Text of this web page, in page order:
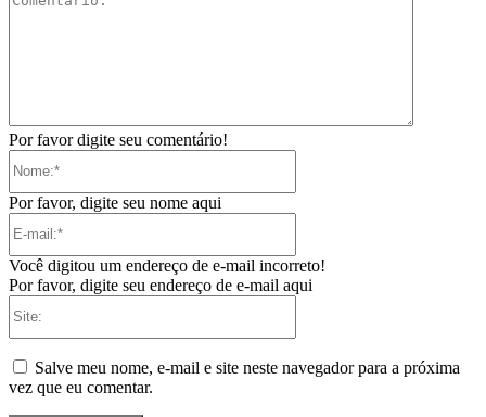
Por favor digite seu comentário!
Por favor, digite seu nome aqui
Você digitou um endereço de e-mail incorreto!
Por favor, digite seu endereço de e-mail aqui
Salve meu nome, e-mail e site neste navegador para a próxima
vez que eu comentar.